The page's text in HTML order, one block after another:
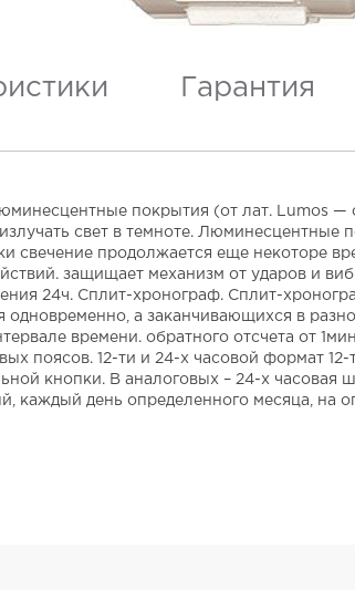
Гарантия
покрытия (от лат. Lumos
свет в темноте. Люминесцентные
свечение продолжается еще некоторе
защищает механизм от ударов и
24ч. Сплит-хронограф. Сплит-
а заканчивающихся в
времени. обратного отсчета от
поясов. 12-ти и 24-х часовой формат
кнопки. В аналоговых – 24-х
каждый день определенного месяца, на